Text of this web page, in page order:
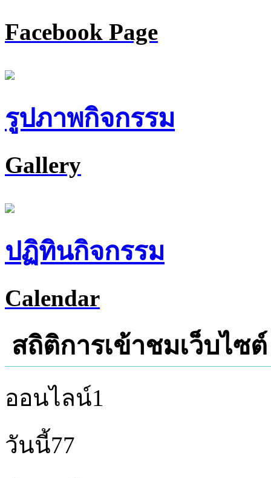
Facebook Page
รูปภาพกิจกรรม
Gallery
ปฏิทินกิจกรรม
Calendar
สถิติการเข้าชมเว็บไซต์
ออนไลน์1
วันนี้77